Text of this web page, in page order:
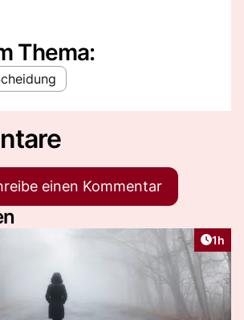
Thema:
einen Kommentar
1h